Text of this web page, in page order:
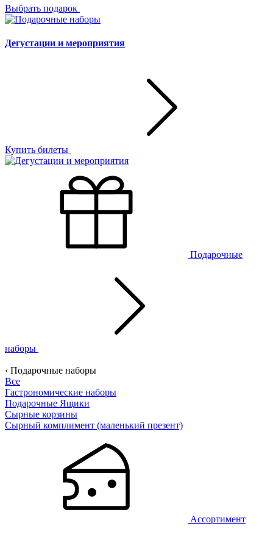
Выбрать подарок
Дегустации и мероприятия
Купить билеты
Подарочные
наборы
‹ Подарочные наборы
Все
Гастрономические наборы
Подарочные Ящики
Сырные корзины
Сырный комплимент (маленький презент)
Ассортимент